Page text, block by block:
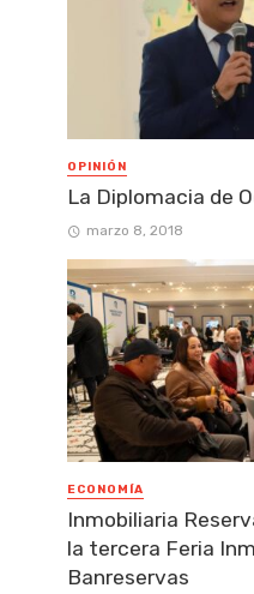
OPINIÓN
La Diplomacia de
marzo 8, 2018
ECONOMÍA
Inmobiliaria
la tercera Feria
Banreservas